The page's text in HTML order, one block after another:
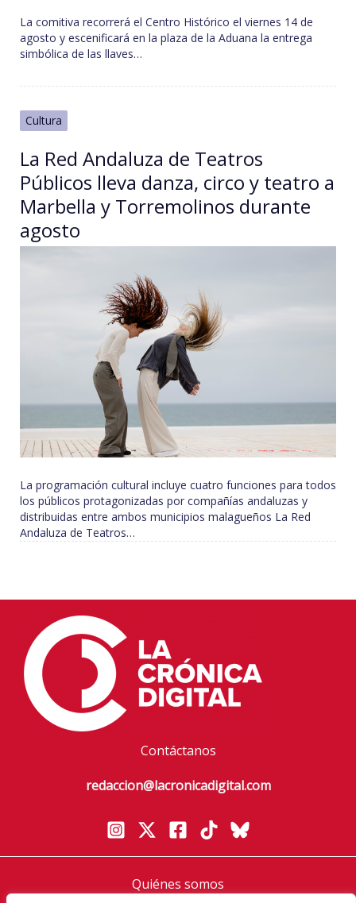
La comitiva recorrerá el Centro Histórico el viernes 14 de
agosto y escenificará en la plaza de la Aduana la entrega
simbólica de las llaves…
Cultura
La Red Andaluza de Teatros
Públicos lleva danza, circo y teatro a
Marbella y Torremolinos durante
agosto
La programación cultural incluye cuatro funciones para todos
los públicos protagonizadas por compañías andaluzas y
distribuidas entre ambos municipios malagueños La Red
Andaluza de Teatros…
Contáctanos
redaccion@lacronicadigital.com
Quiénes somos